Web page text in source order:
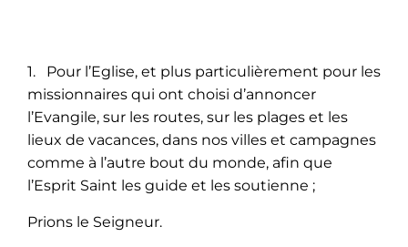
1. Pour l’Eglise, et plus particulièrement pour les
missionnaires qui ont choisi d’annoncer
l’Evangile, sur les routes, sur les plages et les
lieux de vacances, dans nos villes et campagnes
comme à l’autre bout du monde, afin que
l’Esprit Saint les guide et les soutienne ;
Prions le Seigneur.